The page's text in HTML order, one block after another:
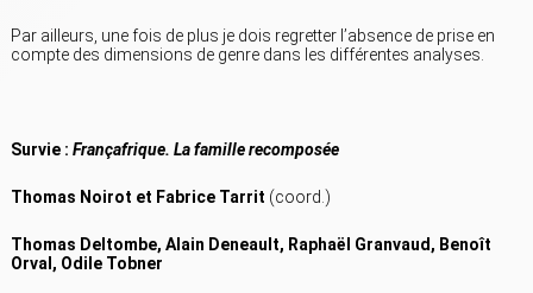
Par ailleurs, une fois de plus je dois regretter l’absence de prise en
compte des dimensions de genre dans les différentes analyses.
Survie : Françafrique. La famille recomposée
Thomas Noirot et Fabrice Tarrit (coord.)
Thomas Deltombe, Alain Deneault, Raphaël Granvaud, Benoît
Orval, Odile Tobner